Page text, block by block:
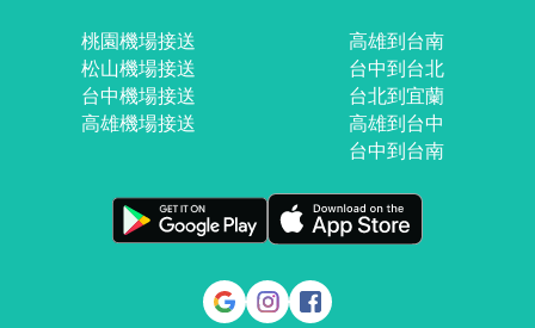
桃園機場接送
松山機場接送
台中機場接送
高雄機場接送
高雄到台南
台中到台北
台北到宜蘭
高雄到台中
台中到台南